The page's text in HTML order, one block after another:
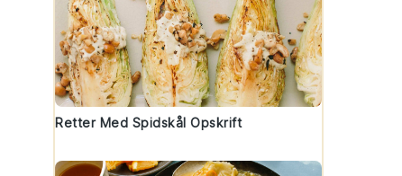
Retter Med Spidskål Opskrift